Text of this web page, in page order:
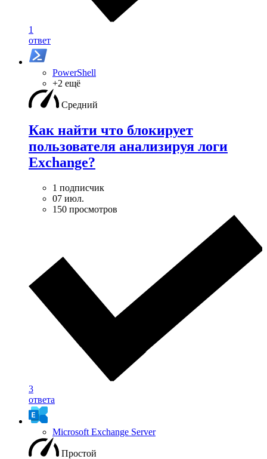
1
ответ
PowerShell
+2 ещё
Средний
Как найти что блокирует
пользователя анализируя логи
Exchange?
1 подписчик
07 июл.
150 просмотров
3
ответа
Microsoft Exchange Server
Простой